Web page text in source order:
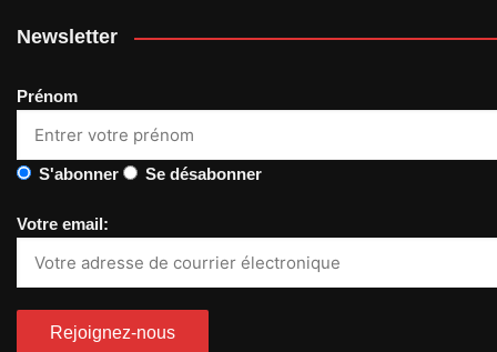
Newsletter
Prénom
S'abonner Se désabonner
Votre email: